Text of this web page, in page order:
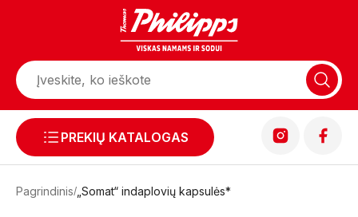
PREKIŲ KATALOGAS
Pagrindinis „Somat“ indaplovių kapsulės*